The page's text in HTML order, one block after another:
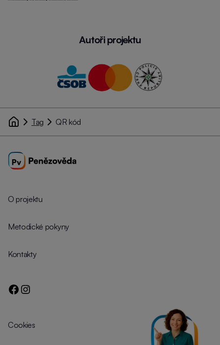
Autoři projektu
Tag QR kód
O projektu
Metodické pokyny
Kontakty
Cookies